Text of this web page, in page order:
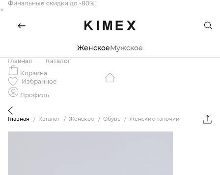
Финальные скидки до -80%!
×
ЖенскоеМужское
Главная
Каталог
Корзина
Избранное
Профиль
Главная Каталог Женское Обувь Женские тапочки